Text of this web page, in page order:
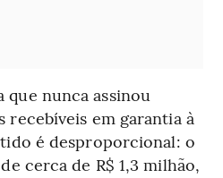
nunca assinou
recebíveis em garantia à
é desproporcional: o
cerca de R$ 1,3 milhão,